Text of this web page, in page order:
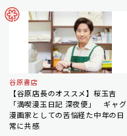
谷原書店
【谷原店長のオススメ】桜玉吉
「満喫漫玉日記 深夜便」 ギャグ
漫画家としての苦悩経た中年の日
常に共感